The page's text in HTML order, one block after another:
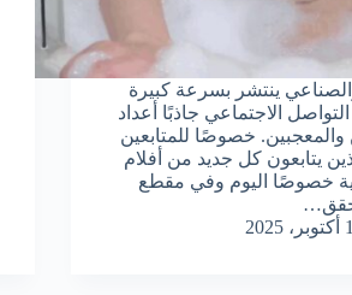
ينتشر بسرعة كبيرة
الاجتماعي جاذبًا أعداد
والمعجبين. خصوصًا للمتابعين
يتابعون كل جديد من أفلام
خصوصًا اليوم وفي مقطع
حقق…